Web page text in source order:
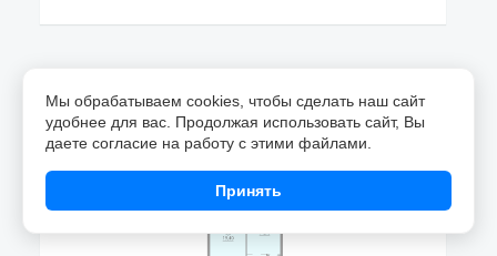
Планировки многокомнатных
квартир
Мы обрабатываем cookies, чтобы сделать наш сайт
удобнее для вас. Продолжая использовать сайт, Вы
даете согласие на работу с этими файлами.
Принять